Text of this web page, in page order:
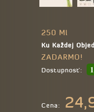
250 Ml
Ku Každej
ZADARMO!
Dostupnosť:
Cena: